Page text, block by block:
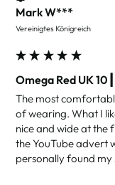
Mark W***
Vereinigtes Königreich
Omega Red UK
The most
of wearing. What I
nice and wide at the
the YouTube advert
personally found my